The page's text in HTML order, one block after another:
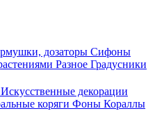
дозаторы Сифоны
Разное Градусники
Искусственные декорации
коряги Фоны Кораллы